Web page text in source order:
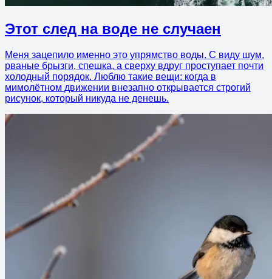
Этот след на воде не случаен
Меня зацепило именно это упрямство воды. С виду шум,
рваные брызги, спешка, а сверху вдруг проступает почти
холодный порядок. Люблю такие вещи: когда в
мимолётном движении внезапно открывается строгий
рисунок, который никуда не денешь.